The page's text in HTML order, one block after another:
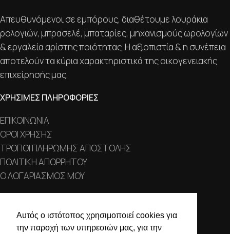
Αυτός ο ιστότοπος χρησιμοποιεί cookies για
την παροχή των υπηρεσιών μας, για την
Απευθυνόμενοι σε εμπόρους, διαθέτουμε λουράκια
ρολογιών, μπρασελέ, μπαταρίες, μηχανισμούς ωρολογίων
& εργαλεία αρίστης ποιότητας. Η αξιοπιστία & η συνέπεια
αποτελούν τα κύρια χαρακτηριστικά της οικογενειακής
επιχείρησής μας.
ΧΡΗΣΙΜΕΣ ΠΛΗΡΟΦΟΡΙΕΣ
ΕΠΙΚΟΙΝΩΝΙΑ
ΟΡΟΙ ΧΡΗΣΗΣ
ΤΡΟΠΟΙ ΠΛΗΡΩΜΗΣ ΑΠΟΣΤΟΛΗΣ
ΠΟΛΙΤΙΚΗ ΑΠΟΡΡΗΤΟΥ
Ο ΛΟΓΑΡΙΑΣΜΟΣ ΜΟΥ
Χαλκιδικής 19, 546 43,